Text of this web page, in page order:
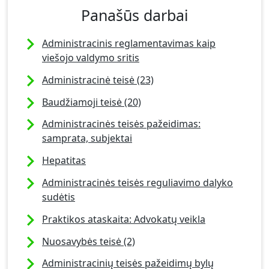
Panašūs darbai
Administracinis reglamentavimas kaip
viešojo valdymo sritis
Administracinė teisė (23)
Baudžiamoji teisė (20)
Administracinės teisės pažeidimas:
samprata, subjektai
Hepatitas
Administracinės teisės reguliavimo dalyko
sudėtis
Praktikos ataskaita: Advokatų veikla
Nuosavybės teisė (2)
Administracinių teisės pažeidimų bylų